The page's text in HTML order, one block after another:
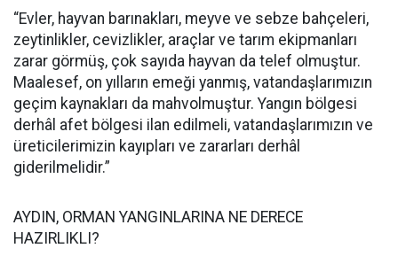
“Evler, hayvan barınakları, meyve ve sebze bahçeleri,
zeytinlikler, cevizlikler, araçlar ve tarım ekipmanları
zarar görmüş, çok sayıda hayvan da telef olmuştur.
Maalesef, on yılların emeği yanmış, vatandaşlarımızın
geçim kaynakları da mahvolmuştur. Yangın bölgesi
derhâl afet bölgesi ilan edilmeli, vatandaşlarımızın ve
üreticilerimizin kayıpları ve zararları derhâl
giderilmelidir.”
AYDIN, ORMAN YANGINLARINA NE DERECE
HAZIRLIKLI?